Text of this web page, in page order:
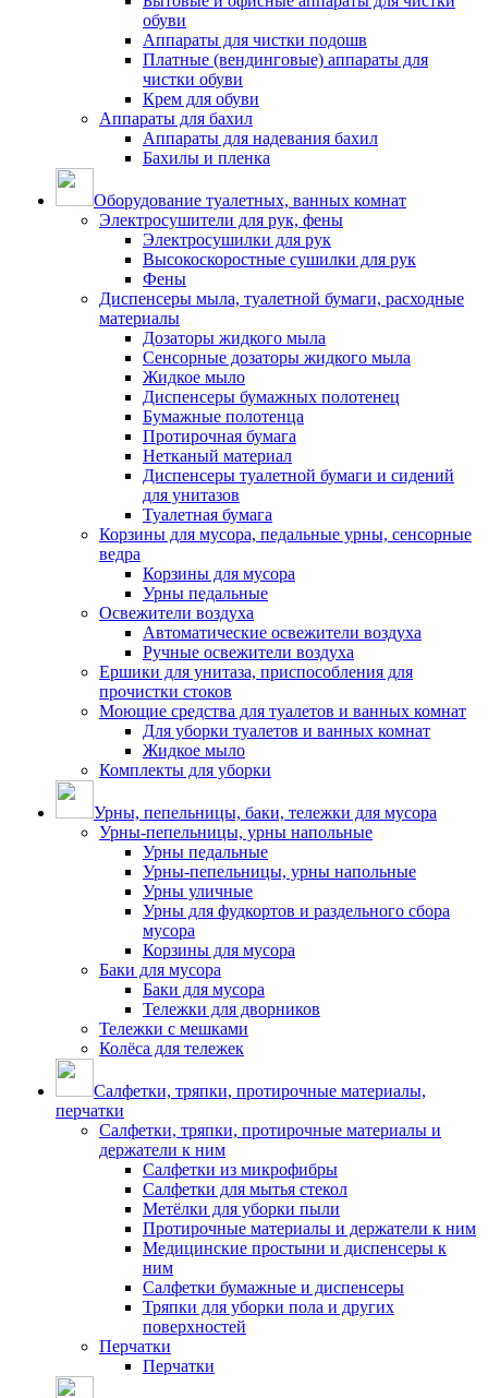
обуви
Аппараты для чистки подошв
Платные (вендинговые) аппараты для
чистки обуви
Крем для обуви
Аппараты для бахил
Аппараты для надевания бахил
Бахилы и пленка
Оборудование туалетных, ванных комнат
Электросушители для рук, фены
Электросушилки для рук
Высокоскоростные сушилки для рук
Фены
Диспенсеры мыла, туалетной бумаги, расходные
материалы
Дозаторы жидкого мыла
Сенсорные дозаторы жидкого мыла
Жидкое мыло
Диспенсеры бумажных полотенец
Бумажные полотенца
Протирочная бумага
Нетканый материал
Диспенсеры туалетной бумаги и сидений
для унитазов
Туалетная бумага
Корзины для мусора, педальные урны, сенсорные
ведра
Корзины для мусора
Урны педальные
Освежители воздуха
Автоматические освежители воздуха
Ручные освежители воздуха
Ершики для унитаза, приспособления для
прочистки стоков
Моющие средства для туалетов и ванных комнат
Для уборки туалетов и ванных комнат
Жидкое мыло
Комплекты для уборки
Урны, пепельницы, баки, тележки для мусора
Урны-пепельницы, урны напольные
Урны педальные
Урны-пепельницы, урны напольные
Урны уличные
Урны для фудкортов и раздельного сбора
мусора
Корзины для мусора
Баки для мусора
Баки для мусора
Тележки для дворников
Тележки с мешками
Колёса для тележек
Салфетки, тряпки, протирочные материалы,
перчатки
Салфетки, тряпки, протирочные материалы и
держатели к ним
Салфетки из микрофибры
Салфетки для мытья стекол
Метёлки для уборки пыли
Протирочные материалы и держатели к ним
Медицинские простыни и диспенсеры к
ним
Салфетки бумажные и диспенсеры
Тряпки для уборки пола и других
поверхностей
Перчатки
Перчатки